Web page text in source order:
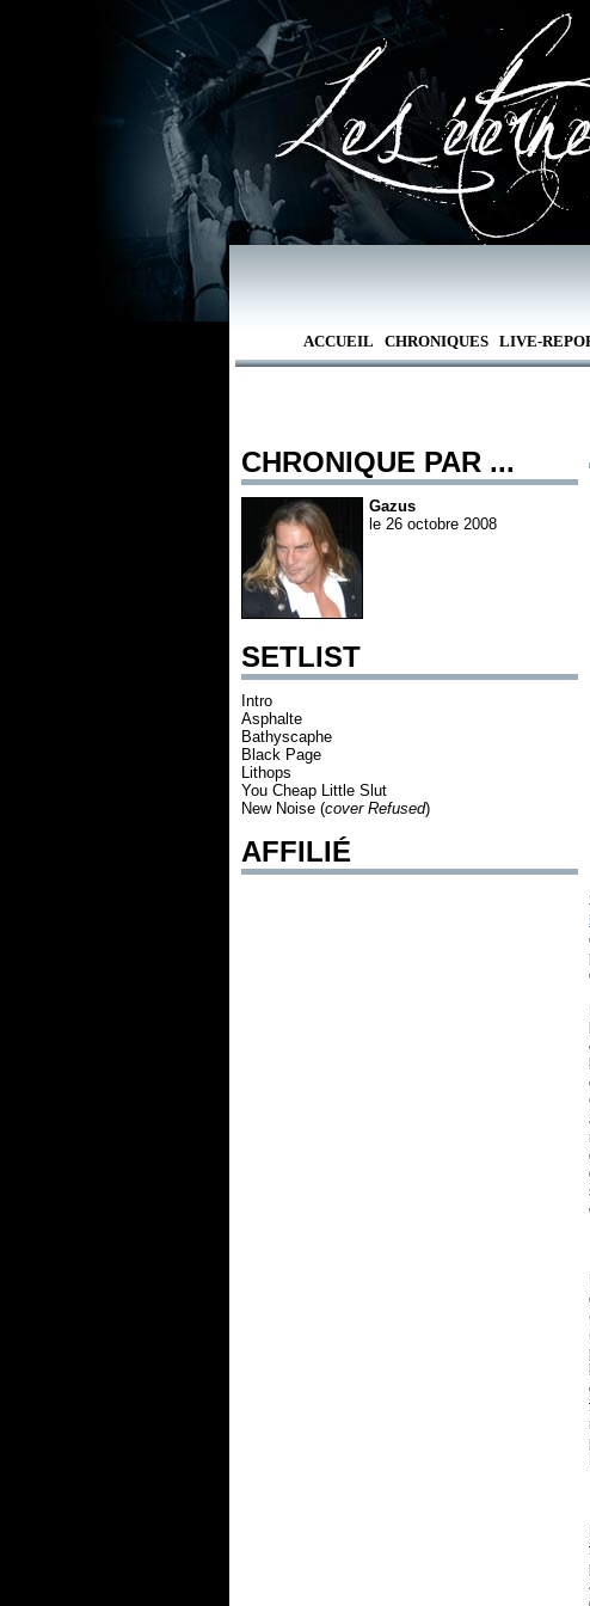
ACCUEIL CHRONIQUES LIVE-
CHRONIQUE PAR ...
Gazus
le 26 octobre 2008
SETLIST
Intro
Asphalte
Bathyscaphe
Black Page
Lithops
You Cheap Little Slut
New Noise (cover Refused)
AFFILIÉ